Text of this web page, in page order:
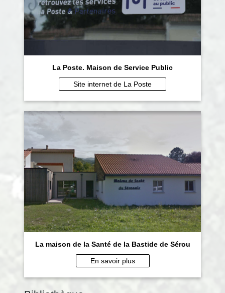
La Poste. Maison de Service Public
Site internet de La Poste
La maison de la Santé de la Bastide de Sérou
En savoir plus